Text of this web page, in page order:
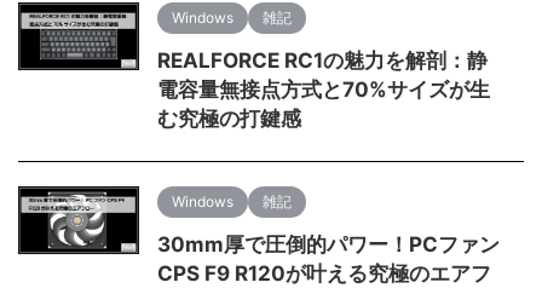
Windows 雑記
REALFORCE RC1の魅力を解剖：静
電容量無接点方式と70%サイズが生
む究極の打鍵感
Windows 雑記
30mm厚で圧倒的パワー！PCファン
CPS F9 R120が叶える究極のエアフ